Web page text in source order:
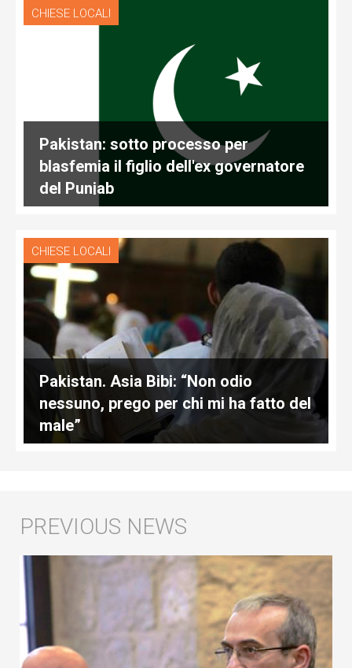
CHIESE LOCALI
Pakistan: sotto processo per
blasfemia il figlio dell'ex governatore
del Punjab
CHIESE LOCALI
Pakistan. Asia Bibi: “Non odio
nessuno, prego per chi mi ha fatto del
male”